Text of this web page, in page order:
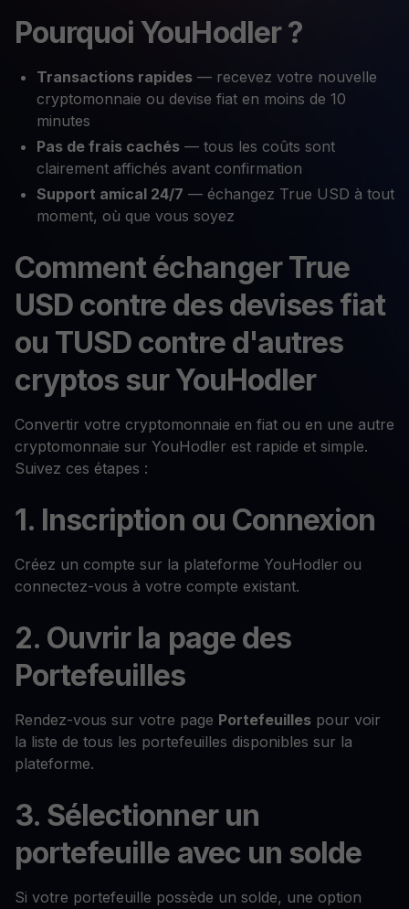
Pourquoi YouHodler ?
Transactions rapides — recevez votre nouvelle
cryptomonnaie ou devise fiat en moins de 10
minutes
Pas de frais cachés — tous les coûts sont
clairement affichés avant confirmation
Support amical 24/7 — échangez True USD à tout
moment, où que vous soyez
Comment échanger True
USD contre des devises fiat
ou TUSD contre d'autres
cryptos sur YouHodler
Convertir votre cryptomonnaie en fiat ou en une autre
cryptomonnaie sur YouHodler est rapide et simple.
Suivez ces étapes :
1. Inscription ou Connexion
Créez un compte sur la plateforme YouHodler ou
connectez-vous à votre compte existant.
2. Ouvrir la page des
Portefeuilles
Rendez-vous sur votre page Portefeuilles pour voir
la liste de tous les portefeuilles disponibles sur la
plateforme.
3. Sélectionner un
portefeuille avec un solde
Si votre portefeuille possède un solde, une option